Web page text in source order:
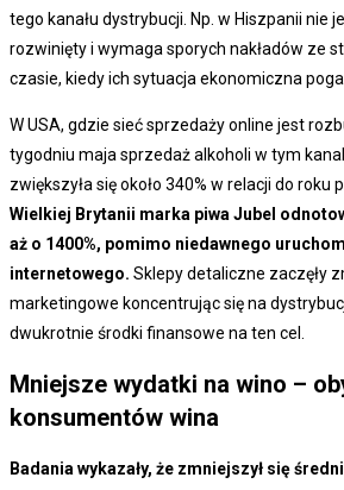
tego kanału dystrybucji. Np. w Hiszpanii nie
rozwinięty i wymaga sporych nakładów ze
czasie, kiedy ich sytuacja ekonomiczna
W USA, gdzie sieć sprzedaży online jest
tygodniu maja sprzedaż alkoholi w tym
zwiększyła się około 340% w relacji do roku
Wielkiej Brytanii marka piwa Jubel
aż o 1400%, pomimo niedawnego
internetowego. Sklepy detaliczne zaczęły
marketingowe koncentrując się na
dwukrotnie środki finansowe na ten cel.
Mniejsze wydatki na wino –
konsumentów wina
Badania wykazały, że zmniejszył się